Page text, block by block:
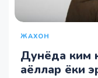
ЖАХОН
Дунёда ким
аёллар ёки